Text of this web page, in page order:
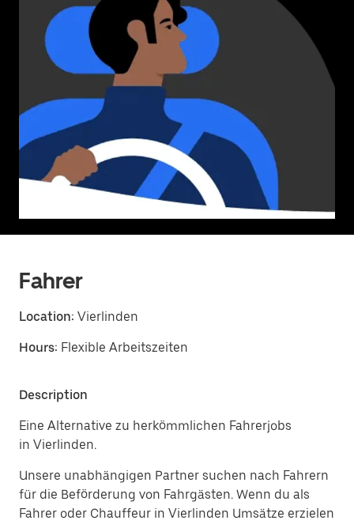
Fahrer
Location: Vierlinden
Hours: Flexible Arbeitszeiten
Description
Eine Alternative zu herkömmlichen Fahrerjobs
in Vierlinden.
Unsere unabhängigen Partner suchen nach Fahrern
für die Beförderung von Fahrgästen. Wenn du als
Fahrer oder Chauffeur in Vierlinden Umsätze erzielen